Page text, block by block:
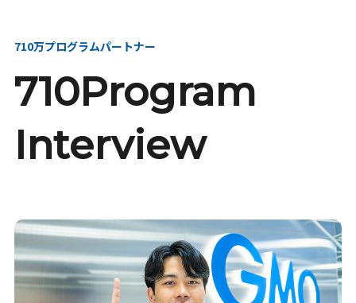
710万プログラムパートナー
710Program
Interview